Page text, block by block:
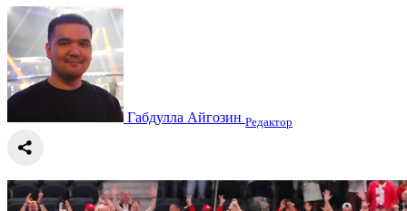
Габдулла Айгозин Редактор